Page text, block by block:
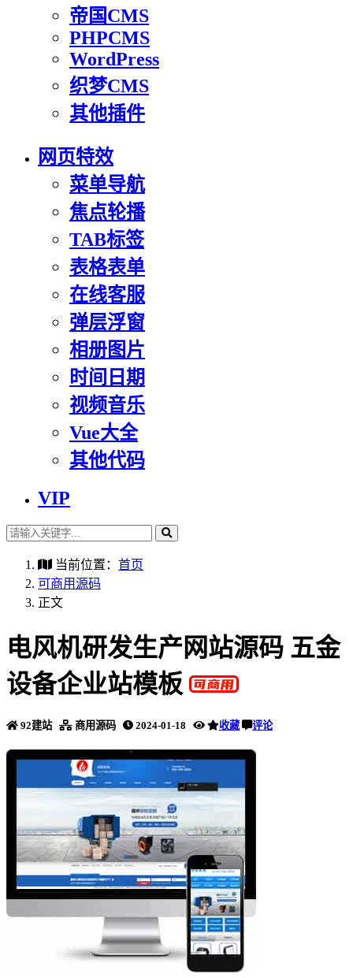
帝国CMS
PHPCMS
WordPress
织梦CMS
其他插件
网页特效
菜单导航
焦点轮播
TAB标签
表格表单
在线客服
弹层浮窗
相册图片
时间日期
视频音乐
Vue大全
其他代码
VIP
当前位置： 首页
可商用源码
正文
电风机研发生产网站源码 五金
设备企业站模板
92建站 商用源码 2024-01-18 收藏 评论